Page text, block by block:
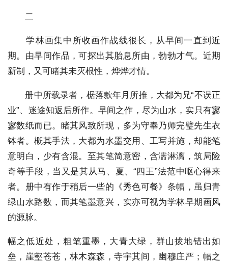
二
学林画集中所收画作战线很长，从早间一直到近
期。由早间作品，可探出其胎息所由，勃勃才气。近期
新制，又可睹其未灭根性，烨烨才情。
册中所载录者，椐落款年月所推，大都为兄“不误正
业”、迷途知返后所作。早间之作，尽为山水，实只有寥
寥数纸而已。睹其风致所现，多为守奉乃师完璧先生衣
钵者。概其手法，大都为水墨交用、工写并施，却能笔
意明白，少有含混。至其笔简意密，含濡淋漓，筑局险
奇等手段，当又是其从马、夏、“四王”法范中呕心得来
者。册中有作于稍后一些的《秀色可餐》条幅，虽归青
绿山水路数，而其笔墨意兴，实亦可视为学林早期画风
的源脉。
幅之低近处，粗笔重墨，大青大绿，群山拔地错出如
垒，崖壑苍苍，林木森森，寺宇其间，幽穆庄严；幅之